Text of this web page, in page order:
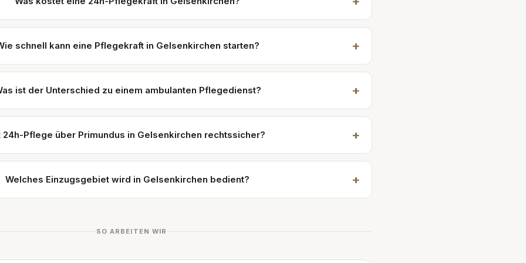
schnell kann eine Pflegekraft in Gelsenkirchen starten? +
ist der Unterschied zu einem ambulanten Pflegedienst? +
24h-Pflege über Primundus in Gelsenkirchen rechtssicher? +
Welches Einzugsgebiet wird in Gelsenkirchen bedient? +
SO ARBEITEN WIR